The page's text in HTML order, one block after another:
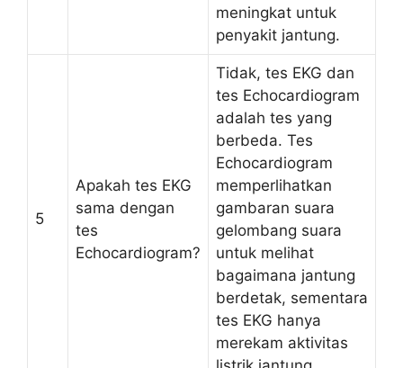
meningkat untuk
penyakit jantung.
5
Apakah tes EKG
sama dengan
tes
Echocardiogram?
Tidak, tes EKG dan
tes Echocardiogram
adalah tes yang
berbeda. Tes
Echocardiogram
memperlihatkan
gambaran suara
gelombang suara
untuk melihat
bagaimana jantung
berdetak, sementara
tes EKG hanya
merekam aktivitas